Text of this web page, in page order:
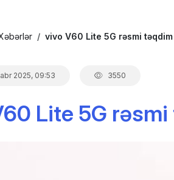
vivo V60 Lite 5G rəsmi
2025, 09:53 3550
Lite 5G